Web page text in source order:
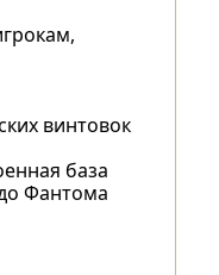
винтовок
база
Фантома